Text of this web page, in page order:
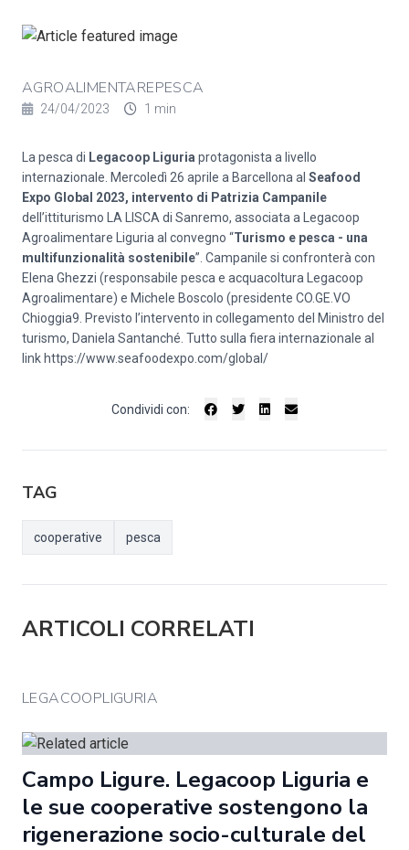
AGROALIMENTAREPESCA
24/04/2023 1 min
La pesca di Legacoop Liguria protagonista a livello
internazionale. Mercoledì 26 aprile a Barcellona al Seafood
Expo Global 2023, intervento di Patrizia Campanile
dell’ittiturismo LA LISCA di Sanremo, associata a Legacoop
Agroalimentare Liguria al convegno “Turismo e pesca - una
multifunzionalità sostenibile”. Campanile si confronterà con
Elena Ghezzi (responsabile pesca e acquacoltura Legacoop
Agroalimentare) e Michele Boscolo (presidente CO.GE.VO
Chioggia9. Previsto l’intervento in collegamento del Ministro del
turismo, Daniela Santanché. Tutto sulla fiera internazionale al
link https://www.seafoodexpo.com/global/
Condividi con:
TAG
cooperative pesca
ARTICOLI CORRELATI
LEGACOOPLIGURIA
Campo Ligure. Legacoop Liguria e
le sue cooperative sostengono la
rigenerazione socio-culturale del